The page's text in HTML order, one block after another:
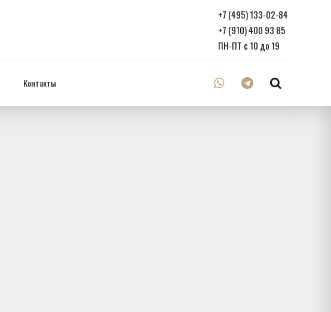
+7 (495) 133-02-84
+7 (910) 400 93 85
ПН-ПТ с 10 до 19
Контакты